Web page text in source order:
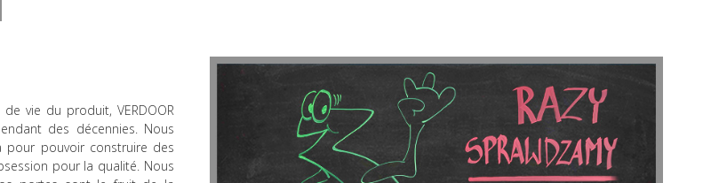
vie du produit, VERDOOR
des décennies. Nous
pour pouvoir construire des
pour la qualité. Nous